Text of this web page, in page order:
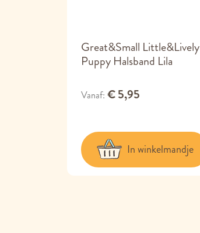
Great&Small Little&Lively
Puppy Halsband Lila
Vanaf € 5,95
In winkelmandje